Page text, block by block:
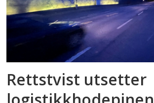
Rettstvist utsetter